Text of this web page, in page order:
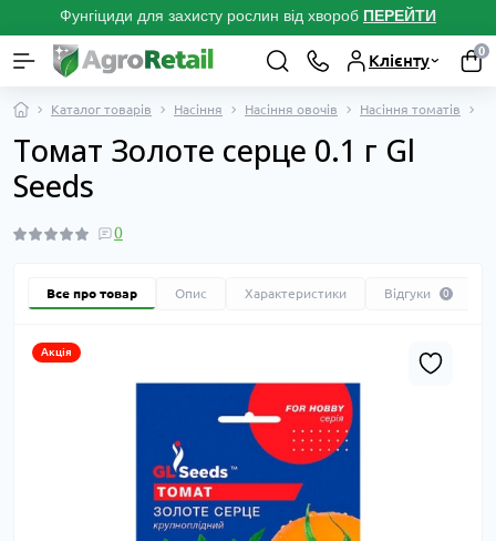
Фунгіциди для захисту рослин від хвороб ПЕРЕЙТИ
Клієнту
0
Каталог товарів Насіння Насіння овочів Насіння томатів
Томат Золоте серце 0.1 г Gl
Seeds
0
Все про товар Опис Характеристики Відгуки 0
Акція